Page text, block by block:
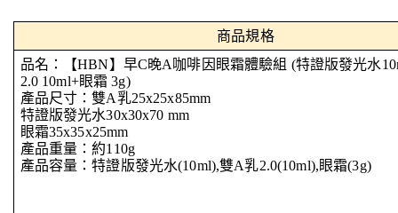
商品規格
品名：【HBN】早C晚A咖啡因眼霜體驗組 (特證版發光水
2.0 10ml+眼霜 3g)
產品尺寸：雙A乳25x25x85mm
特證版發光水30x30x70 mm
眼霜35x35x25mm
產品重量：約110g
產品容量：特證版發光水(10ml),雙A乳2.0(10ml),眼霜(3g)